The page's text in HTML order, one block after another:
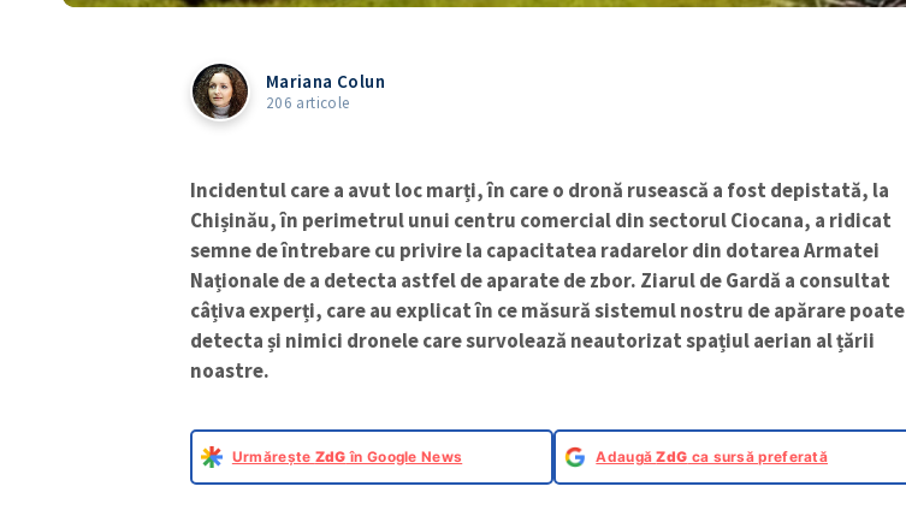
Mariana Colun
206 articole
Incidentul care a avut loc marți, în care o dronă rusească a fost depistată, la
Chișinău, în perimetrul unui centru comercial din sectorul Ciocana, a ridicat
semne de întrebare cu privire la capacitatea radarelor din dotarea Armatei
Naționale de a detecta astfel de aparate de zbor. Ziarul de Gardă a consultat
câțiva experți, care au explicat în ce măsură sistemul nostru de apărare poate
detecta și nimici dronele care survolează neautorizat spațiul aerian al țării
noastre.
Urmărește ZdG în Google News AdaugăZdG ca sursă preferată